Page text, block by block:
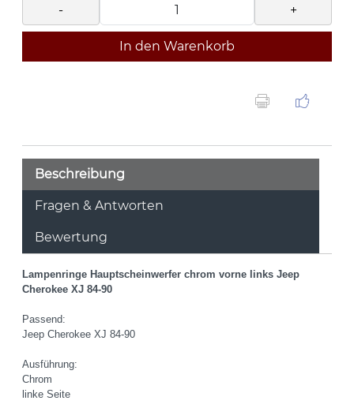
- +
In den Warenkorb
Beschreibung
Fragen & Antworten
Bewertung
Lampenringe Hauptscheinwerfer chrom vorne links Jeep
Cherokee XJ 84-90
Passend:
Jeep Cherokee XJ 84-90
Ausführung:
Chrom
linke Seite